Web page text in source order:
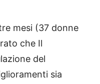
mesi (37 donne
che Il
del
sia